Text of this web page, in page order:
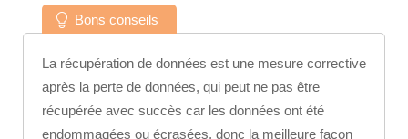
Bons conseils
La récupération de données est une mesure corrective
après la perte de données, qui peut ne pas être
récupérée avec succès car les données ont été
endommagées ou écrasées, donc la meilleure façon